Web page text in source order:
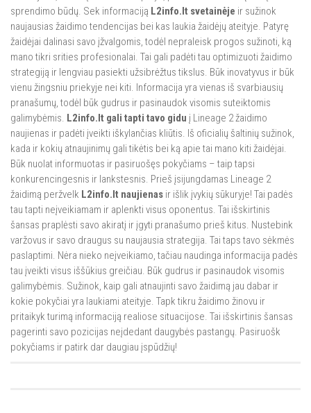
sprendimo būdų. Sek informaciją L2info.lt svetainėje ir sužinok
naujausias žaidimo tendencijas bei kas laukia žaidėjų ateityje. Patyrę
žaidėjai dalinasi savo įžvalgomis, todėl nepraleisk progos sužinoti, ką
mano tikri srities profesionalai. Tai gali padėti tau optimizuoti žaidimo
strategiją ir lengviau pasiekti užsibrėžtus tikslus. Būk inovatyvus ir būk
vienu žingsniu priekyje nei kiti. Informacija yra vienas iš svarbiausių
pranašumų, todėl būk gudrus ir pasinaudok visomis suteiktomis
galimybėmis. L2info.lt gali tapti tavo gidu į Lineage 2 žaidimo
naujienas ir padėti įveikti iškylančias kliūtis. Iš oficialių šaltinių sužinok,
kada ir kokių atnaujinimų gali tikėtis bei ką apie tai mano kiti žaidėjai.
Būk nuolat informuotas ir pasiruošęs pokyčiams – taip tapsi
konkurencingesnis ir lankstesnis. Prieš įsijungdamas Lineage 2
žaidimą peržvelk L2info.lt naujienas ir išlik įvykių sūkuryje! Tai padės
tau tapti neįveikiamam ir aplenkti visus oponentus. Tai išskirtinis
šansas praplėsti savo akiratį ir įgyti pranašumo prieš kitus. Nustebink
varžovus ir savo draugus su naujausia strategija. Tai taps tavo sėkmės
paslaptimi. Nėra nieko neįveikiamo, tačiau naudinga informacija padės
tau įveikti visus iššūkius greičiau. Būk gudrus ir pasinaudok visomis
galimybėmis. Sužinok, kaip gali atnaujinti savo žaidimą jau dabar ir
kokie pokyčiai yra laukiami ateityje. Tapk tikru žaidimo žinovu ir
pritaikyk turimą informaciją realiose situacijose. Tai išskirtinis šansas
pagerinti savo pozicijas neįdedant daugybės pastangų. Pasiruošk
pokyčiams ir patirk dar daugiau įspūdžių!